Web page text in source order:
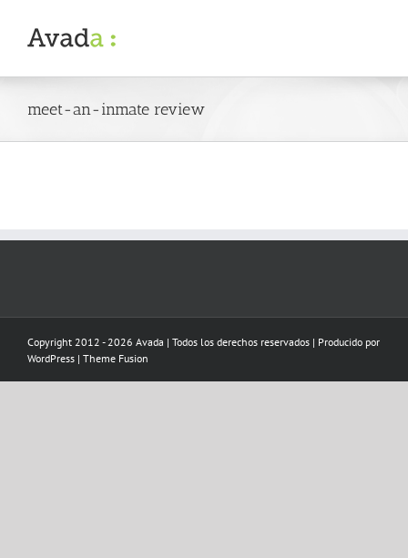
content
meet-an-inmate review
Copyright 2012 - 2026 Avada | Todos los derechos reservados | Producido por
WordPress | Theme Fusion